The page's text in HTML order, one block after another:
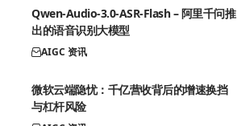
Qwen-Audio-3.0-ASR-Flash – 阿里千问推
出的语音识别大模型
AIGC 资讯
微软云端隐忧：千亿营收背后的增速换挡
与杠杆风险